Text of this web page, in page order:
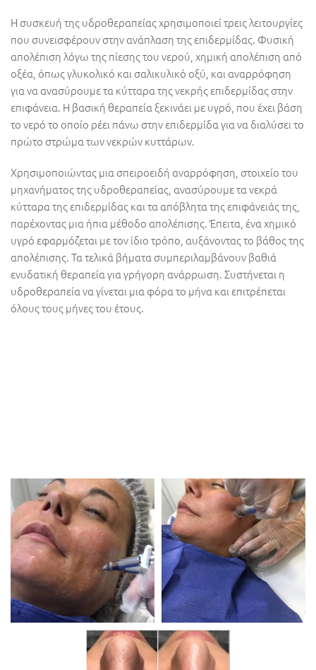
Η συσκευή της υδροθεραπείας χρησιμοποιεί τρεις λειτουργίες
που συνεισφέρουν στην ανάπλαση της επιδερμίδας. Φυσική
απολέπιση λόγω της πίεσης του νερού, χημική απολέπιση από
οξέα, όπως γλυκολικό και σαλικυλικό οξύ, και αναρρόφηση
για να ανασύρουμε τα κύτταρα της νεκρής επιδερμίδας στην
επιφάνεια. Η βασική θεραπεία ξεκινάει με υγρό, που έχει βάση
το νερό το οποίο ρέει πάνω στην επιδερμίδα για να διαλύσει το
πρώτο στρώμα των νεκρών κυττάρων.
Χρησιμοποιώντας μια σπειροειδή αναρρόφηση, στοιχείο του
μηχανήματος της υδροθεραπείας, ανασύρουμε τα νεκρά
κύτταρα της επιδερμίδας και τα απόβλητα της επιφάνειάς της,
παρέχοντας μια ήπια μέθοδο απολέπισης. Έπειτα, ένα χημικό
υγρό εφαρμόζεται με τον ίδιο τρόπο, αυξάνοντας το βάθος της
απολέπισης. Τα τελικά βήματα συμπεριλαμβάνουν βαθιά
ενυδατική θεραπεία για γρήγορη ανάρρωση. Συστήνεται η
υδροθεραπεία να γίνεται μια φόρα το μήνα και επιτρέπεται
όλους τους μήνες του έτους.